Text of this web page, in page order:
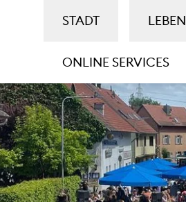
STADT LEBEN
ONLINE SERVICES